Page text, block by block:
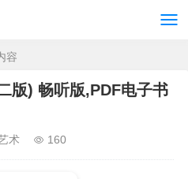
容
版) 畅听版,PDF电子书
术 160